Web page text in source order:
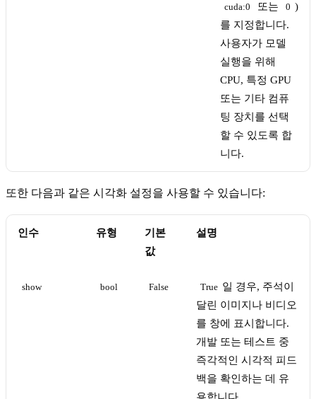
cuda:0 또는 0 )
를 지정합니다.
사용자가 모델
실행을 위해
CPU, 특정 GPU
또는 기타 컴퓨
팅 장치를 선택
할 수 있도록 합
니다.
또한 다음과 같은 시각화 설정을 사용할 수 있습니다:
인수 유형
기본
값
설명
show bool False True 일 경우, 주석이
달린 이미지나 비디오
를 창에 표시합니다.
개발 또는 테스트 중
즉각적인 시각적 피드
백을 확인하는 데 유